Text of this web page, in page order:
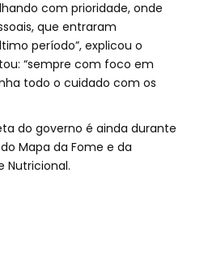
com prioridade, onde
que entraram
período”, explicou o
“sempre com foco em
todo o cuidado com os
do governo é ainda durante
Mapa da Fome e da
Nutricional.